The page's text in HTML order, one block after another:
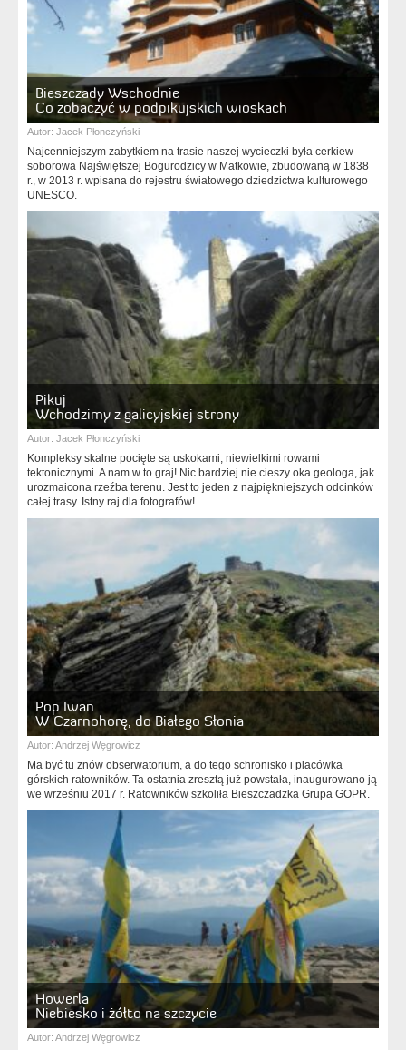
Bieszczady Wschodnie
Co zobaczyć w podpikujskich wioskach
Autor: Jacek Płonczyński
Najcenniejszym zabytkiem na trasie naszej wycieczki była cerkiew
soborowa Najświętszej Bogurodzicy w Matkowie, zbudowaną w 1838
r., w 2013 r. wpisana do rejestru światowego dziedzictwa kulturowego
UNESCO.
Pikuj
Wchodzimy z galicyjskiej strony
Autor: Jacek Płonczyński
Kompleksy skalne pocięte są uskokami, niewielkimi rowami
tektonicznymi. A nam w to graj! Nic bardziej nie cieszy oka geologa, jak
urozmaicona rzeźba terenu. Jest to jeden z najpiękniejszych odcinków
całej trasy. Istny raj dla fotografów!
Pop Iwan
W Czarnohorę, do Białego Słonia
Autor: Andrzej Węgrowicz
Ma być tu znów obserwatorium, a do tego schronisko i placówka
górskich ratowników. Ta ostatnia zresztą już powstała, inaugurowano ją
we wrześniu 2017 r. Ratowników szkoliła Bieszczadzka Grupa GOPR.
Howerla
Niebiesko i żółto na szczycie
Autor: Andrzej Węgrowicz